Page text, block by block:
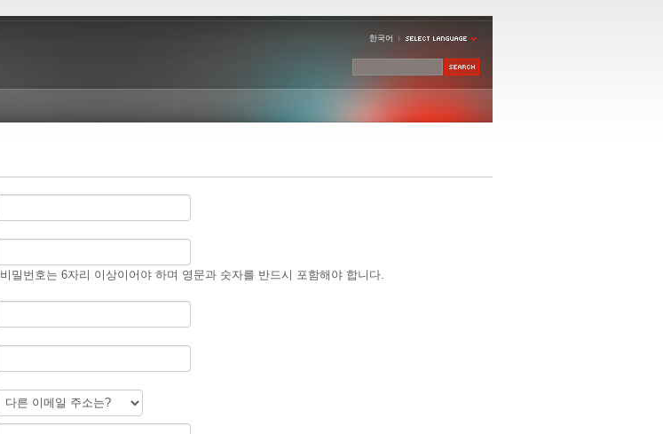
한국어
비밀번호는 6자리 이상이어야 하며 영문과 숫자를 반드시 포함해야 합니다.